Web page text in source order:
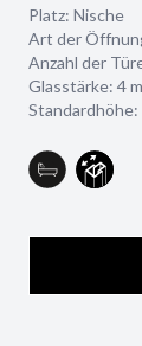
Platz: Nische
Art der
Anzahl der
Glasstärke: 4
Standardhöhe: